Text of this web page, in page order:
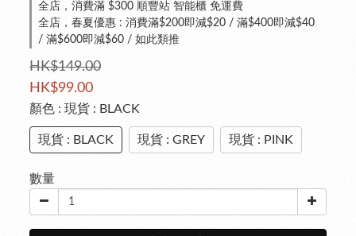
全店，消費滿 $300 順豐站 智能櫃 免運費
全店，春夏優惠 : 消費滿$200即減$20 / 滿$400即減$40
/ 滿$600即減$60 / 如此類推
HK$149.00
HK$99.00
顏色 : 現貨 : BLACK
現貨 : BLACK 現貨 : GREY 現貨 : PINK
數量